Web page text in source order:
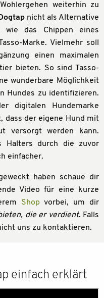
weiterhin zu
Dogtapnicht als Alternative
wie das Chippen eines
Marke. Vielmehr soll
einen maximalen
bieten. So sind Tasso-
wunderbare Möglichkeit
Hundes zu identifizieren.
digitalen Hundemarke
dass der eigene Hund mit
versorgt werden kann.
Halters durch die zuvor
einfacher.
haben schaue dir
Video für eine kurze
Shopvorbei, um dir
die er verdient. Falls
uns zu kontaktieren.
einfach erklärt